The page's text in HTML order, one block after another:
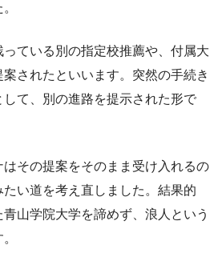
ている別の指定校推薦や、付属大
されたといいます。突然の手続き
して、別の進路を提示された形で
はその提案をそのまま受け入れるの
い道を考え直しました。結果的
山学院大学を諦めず、浪人という